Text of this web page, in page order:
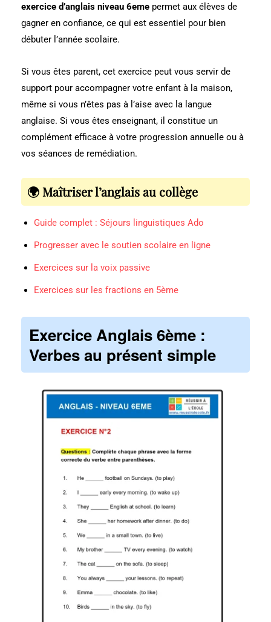
exercice d’anglais niveau 6eme permet aux élèves de
gagner en confiance, ce qui est essentiel pour bien
débuter l’année scolaire.
Si vous êtes parent, cet exercice peut vous servir de
support pour accompagner votre enfant à la maison,
même si vous n’êtes pas à l’aise avec la langue
anglaise. Si vous êtes enseignant, il constitue un
complément efficace à votre progression annuelle ou à
vos séances de remédiation.
🌍 Maîtriser l’anglais au collège
Guide complet : Séjours linguistiques Ado
Progresser avec le soutien scolaire en ligne
Exercices sur la voix passive
Exercices sur les fractions en 5ème
Exercice Anglais 6ème :
Verbes au présent simple